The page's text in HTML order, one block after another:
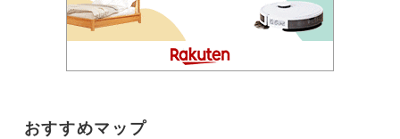
おすすめマップ